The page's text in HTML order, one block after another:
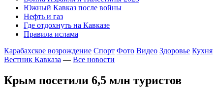
Южный Кавказ после войны
Нефть и газ
Где отдохнуть на Кавказе
Правила ислама
Карабахское возрождение Спорт Фото Видео Здоровье Кухня
Вестник Кавказа — Все новости
Крым посетили 6,5 млн туристов